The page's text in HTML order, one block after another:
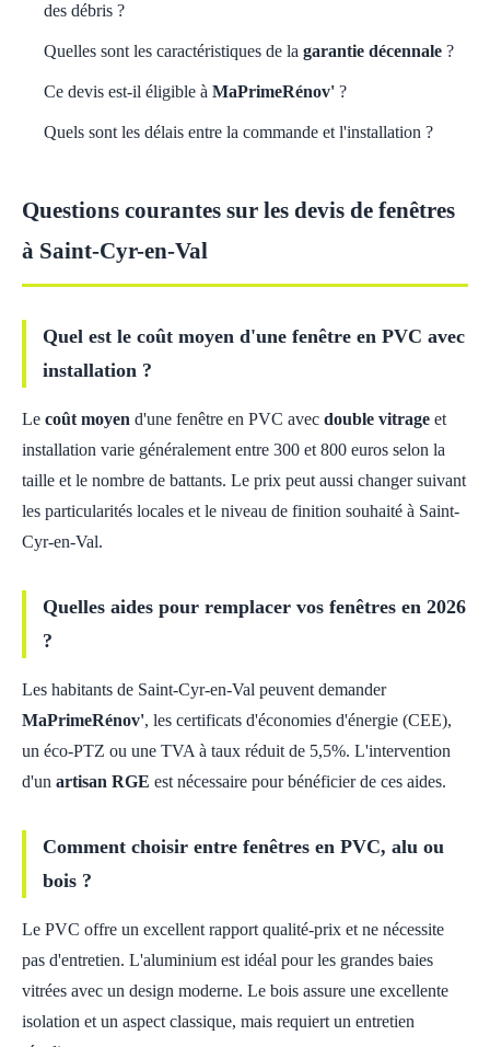
des débris ?
Quelles sont les caractéristiques de la garantie décennale ?
Ce devis est-il éligible à MaPrimeRénov' ?
Quels sont les délais entre la commande et l'installation ?
Questions courantes sur les devis de fenêtres
à Saint-Cyr-en-Val
Quel est le coût moyen d'une fenêtre en PVC avec
installation ?
Le coût moyen d'une fenêtre en PVC avec double vitrage et
installation varie généralement entre 300 et 800 euros selon la
taille et le nombre de battants. Le prix peut aussi changer suivant
les particularités locales et le niveau de finition souhaité à Saint-
Cyr-en-Val.
Quelles aides pour remplacer vos fenêtres en 2026
?
Les habitants de Saint-Cyr-en-Val peuvent demander
MaPrimeRénov', les certificats d'économies d'énergie (CEE),
un éco-PTZ ou une TVA à taux réduit de 5,5%. L'intervention
d'un artisan RGE est nécessaire pour bénéficier de ces aides.
Comment choisir entre fenêtres en PVC, alu ou
bois ?
Le PVC offre un excellent rapport qualité-prix et ne nécessite
pas d'entretien. L'aluminium est idéal pour les grandes baies
vitrées avec un design moderne. Le bois assure une excellente
isolation et un aspect classique, mais requiert un entretien